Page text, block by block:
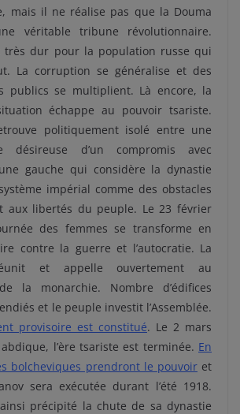
mais il ne réalise pas que la Douma
véritable tribune révolutionnaire.
très dur pour la population russe qui
La corruption se généralise et des
publics se multiplient. Là encore, la
échappe au pouvoir tsariste.
politiquement isolé entre une
désireuse d’un compromis avec
gauche qui considère la dynastie
impérial comme des obstacles
aux libertés du peuple. Le 23 février
des femmes se transforme en
contre la guerre et l’autocratie. La
et appelle ouvertement au
la monarchie. Nombre d’édifices
et le peuple investit l’Assemblée.
provisoire est constitué. Le 2 mars
l’ère tsariste est terminée. En
bolcheviques prendront le pouvoiret
sera exécutée durant l’été 1918.
précipité la chute de sa dynastie